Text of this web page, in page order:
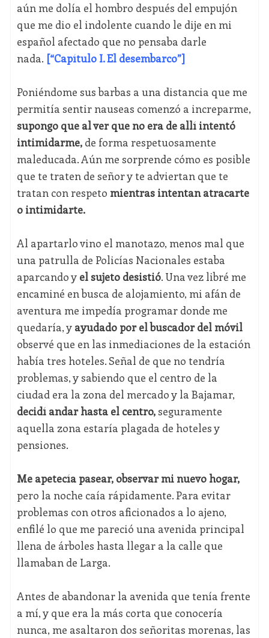
aún me dolía el hombro después del empujón
que me dio el indolente cuando le dije en mi
español afectado que no pensaba darle
nada. [“Capítulo I. El desembarco”]
Poniéndome sus barbas a una distancia que me
permitía sentir nauseas comenzó a increparme,
supongo que al ver que no era de allí intentó
intimidarme,de forma respetuosamente
maleducada. Aún me sorprende cómo es posible
que te traten de señor y te adviertan que te
tratan con respeto mientras intentan atracarte
o intimidarte.
Al apartarlo vino el manotazo, menos mal que
una patrulla de Policías Nacionales estaba
aparcando y el sujeto desistió. Una vez libré me
encaminé en busca de alojamiento, mi afán de
aventura me impedía programar donde me
quedaría, y ayudado por el buscador del móvil
observé que en las inmediaciones de la estación
había tres hoteles. Señal de que no tendría
problemas, y sabiendo que el centro de la
ciudad era la zona del mercado y la Bajamar,
decidí andar hasta el centro,seguramente
aquella zona estaría plagada de hoteles y
pensiones.
Me apetecía pasear, observar mi nuevo hogar,
pero la noche caía rápidamente. Para evitar
problemas con otros aficionados a lo ajeno,
enfilé lo que me pareció una avenida principal
llena de árboles hasta llegar a la calle que
llamaban de Larga.
Antes de abandonar la avenida que tenía frente
a mí, y que era la más corta que conocería
nunca, me asaltaron dos señoritas morenas, las